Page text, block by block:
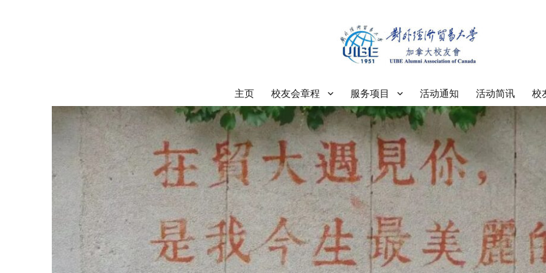
对外经济贸易大学加拿大校友会
主页 校友会章程 服务项目 活动通知 活动简讯 校